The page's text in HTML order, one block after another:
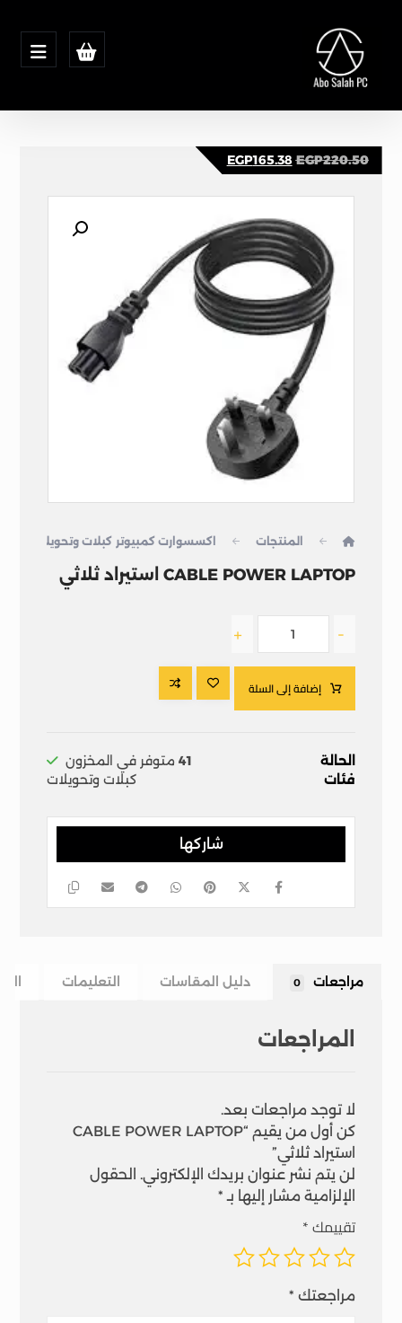
المنتجات اكسسوارت كمبيوتر كبلات وتحويلات
CABLE POWER LAPTOP استيراد ثلاثي
EGP220.50
EGP165.38
-
+
إضافة إلى السلة
الحالة 41متوفر في المخزون
فئات
كبلات وتحويلات
مراجعات 0 دليل المقاسات التعليمات
المراجعات
لا توجد مراجعات بعد.
كن أول من يقيم “CABLE POWER LAPTOP
استيراد ثلاثي”
لن يتم نشر عنوان بريدك الإلكتروني.
الحقول
الإلزامية مشار إليها بـ *
تقييمك*
مراجعتك *